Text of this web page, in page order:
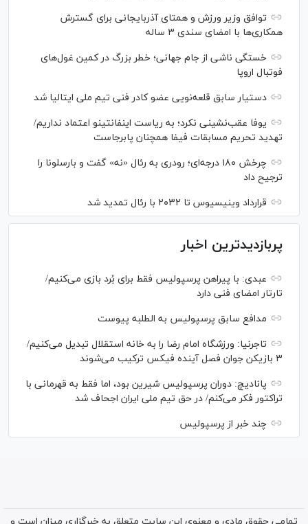
توافق وزیر ورزش و همتای آذربایجانی برای گسترش
همکاری‌ها با امضای سندی ۳ ساله
خستگی ناشی از جام جهانی؛ خطر بزرگ در کمین غول‌های
فوتبال اروپا
دستیار سابق قلعه‌نویی عضو کادر فنی تیم ملی ایتالیا شد
یوفا عقب‌نشینی نکرد؛ به ریاست اینفانتینو اعتماد نداریم/
تهدید تحریم مسابقات فیفا همچنان پابرجاست
چرخش ۱۸۰ درجه‌ای؛ رودری به رئال «نه» گفت و بارسلونا را
ترجیح داد
قرارداد وینیسیوس تا ۲۰۳۲ با رئال‌ تمدید شد
پربازدیدترین اخبار
عبدی: با پیراهن پرسپولیس فقط برای بُرد بازی می‌کنیم/
تارتار امضای فنی دارد
مدافع سابق پرسپولیس به الطلبه پیوست
تاجرنیا: ورزشگاه امام رضا را به خانه استقلال تبدیل می‌کنیم/
۳ بازیکن جوان فصل آینده فیکس ترکیب می‌شوند
پانادیچ: دوران پرسپولیس شیرین بود، اما فقط به قهرمانی با
تراکتور فکر می‌کنم/ در حق تیم ملی ایران اجحاف شد
چند خبر از پرسپولیس
تمامی حقوق مادی و معنوی این سایت متعلق به خبرگزاری میزان است و